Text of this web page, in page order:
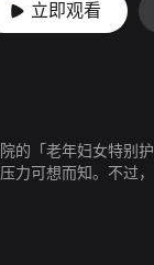
： 2015-11-08
立即观看
的「老年妇女特别
力可想而知。不过